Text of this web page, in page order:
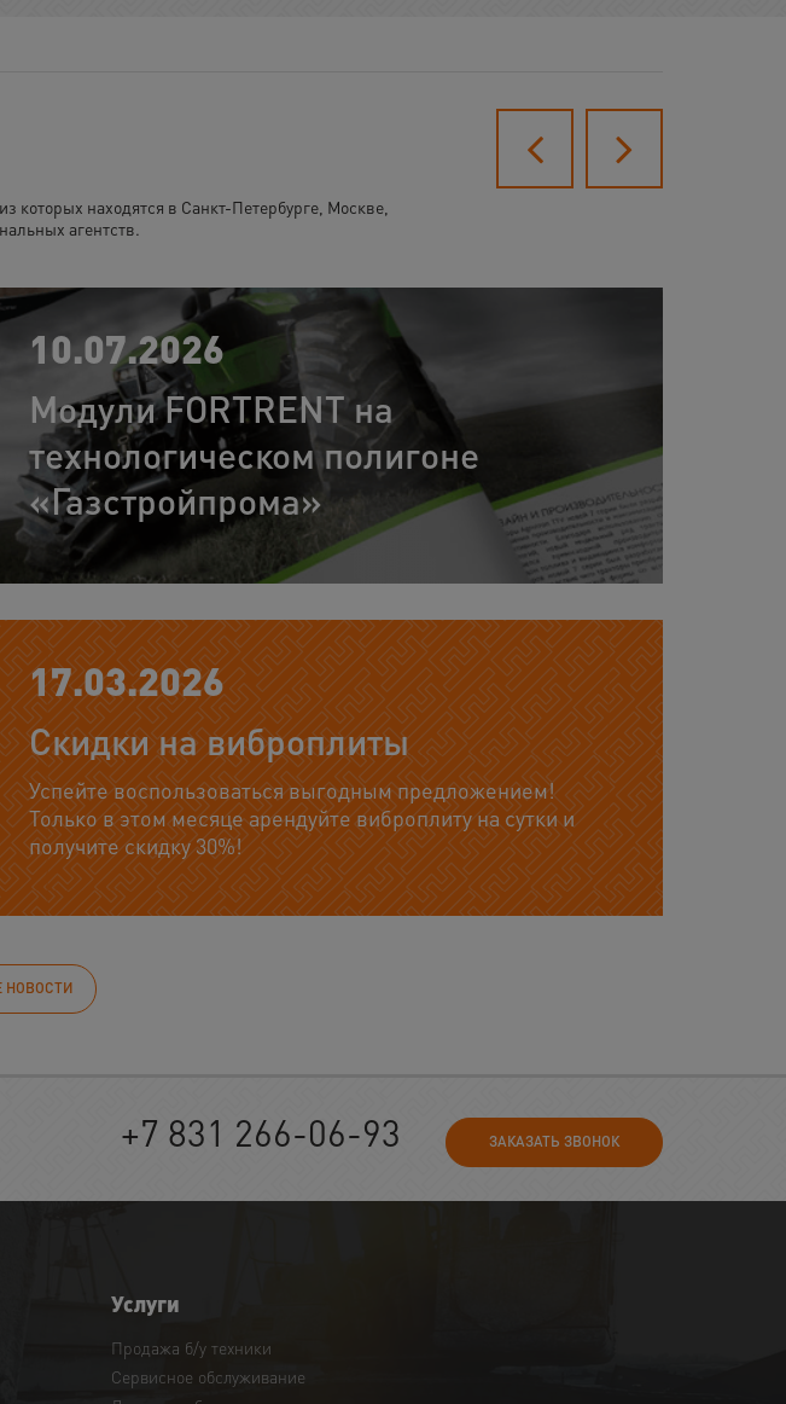
которых находятся в Санкт-Петербурге, Москве,
агентств.
10.07.2026
Модули FORTRENT на
технологическом полигоне
«Газстройпрома»
17.03.2026
Скидки на виброплиты
Успейте воспользоваться выгодным предложением!
Только в этом месяце арендуйте виброплиту на сутки и
получите скидку 30%!
НОВОСТИ
+7 831 266-06-93 ЗАКАЗАТЬ ЗВОНОК
Услуги
Продажа б/у техники
Сервисное обслуживание